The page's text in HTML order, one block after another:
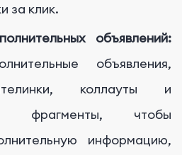
за клик.
объявлений:
объявления,
коллауты и
фрагменты, чтобы
информацию,